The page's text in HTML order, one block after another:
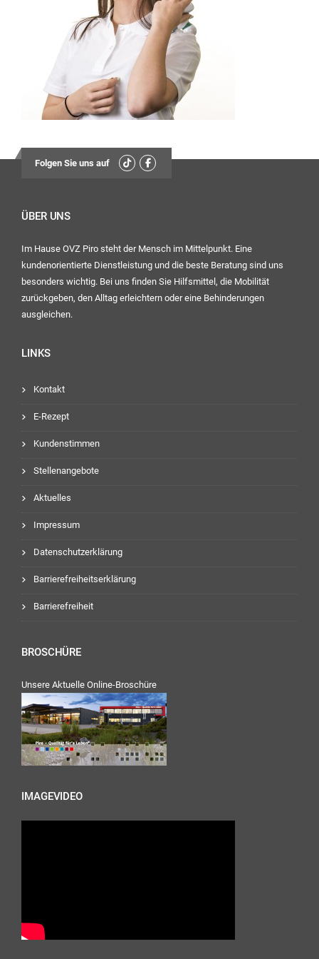
Folgen Sie uns auf
ÜBER UNS
Im Hause OVZ Piro steht der Mensch im Mittelpunkt. Eine
kundenorientierte Dienstleistung und die beste Beratung sind uns
besonders wichtig. Bei uns finden Sie Hilfsmittel, die Mobilität
zurückgeben, den Alltag erleichtern oder eine Behinderungen
ausgleichen.
LINKS
Kontakt
E-Rezept
Kundenstimmen
Stellenangebote
Aktuelles
Impressum
Datenschutzerklärung
Barrierefreiheitserklärung
Barrierefreiheit
BROSCHÜRE
Unsere Aktuelle Online-Broschüre
IMAGEVIDEO
13:30
Uhr – 17:00 Uhr
Mittwoch:
geschlossen
Freitag:
08:00
Uhr – 12:30 Uhr
13:30
Uhr – 16:00 Uhr